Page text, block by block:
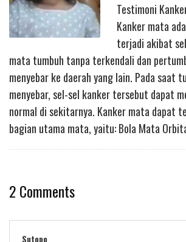
Testimoni
Kanker mata
terjadi akibat
mata tumbuh tanpa terkendali dan
menyebar ke daerah yang lain. Pada saat
menyebar, sel-sel kanker tersebut dapat
normal di sekitarnya. Kanker mata dapat
bagian utama mata, yaitu: Bola Mata
2 Comments
Sutopo